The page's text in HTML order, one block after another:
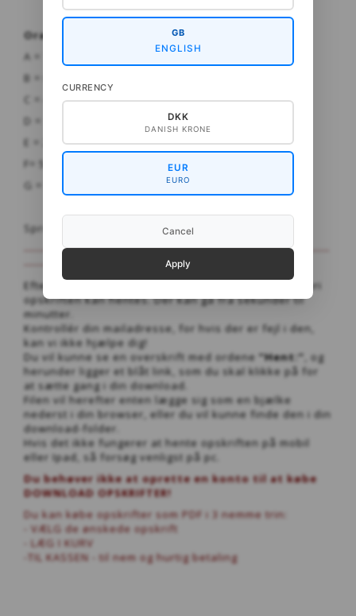
Orange-grøn
: (CottonBaby Lino)
A = 124 Messing
B = 882 Armygrøn
C = 434 candy
D = 128 bronze
E = 238 Rust
F= 536 Mørkgrå
G = 516 Markmus
Sprog: dansk og engelsk
-----------------------------------------------------------------------------
Efter køb af opskriften vil du modtage en email, hvori
opskriften kan hentes. Der kan gå fra sekunder til
minutter.
Kontrollér din mailadresse, for hvis der er fejl i den,
kan vi ikke hjælpe dig!
Du vil kunne se en overskrift med ordene ”Hent:” , og
herunder ligger et blåt link, som du skal klikke på for
at sætte gang i din download.
Filen vil herefter enten lægge sig som en bjælke
nederst i din browser, eller du vil kunne finde den i din
download-folder.
Hvis det ikke fungerer at hente opskriften på mobil
eller Ipad, så forsøg venligst på pc.
Du behøver ikke at oprette en konto til at købe
DOWNLOAD OPSKRIFTER!
Du kan købe opskrifter som PDF i 3 nemme trin:
- VÆLG de ønskede opskrift
- LÆG I KURV
-TIL KASSEN - til nem og hurtig betaling
GB
ENGLISH
CURRENCY
DKK
DANISH KRONE
EUR
EURO
Cancel
Apply